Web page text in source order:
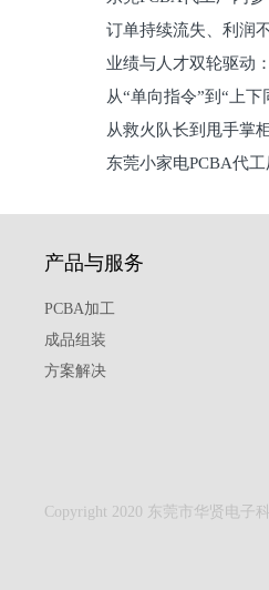
维锁客法则
订单持续流失、利润
理死穴必须堵住
业绩与人才双轮驱动
从“单向指令”到“上
关键从救火队长到甩手掌
东莞小家电PCBA代
产品与服务
PCBA加工
成品组装
方案解决
Copyright 2020 东莞市华贤电子